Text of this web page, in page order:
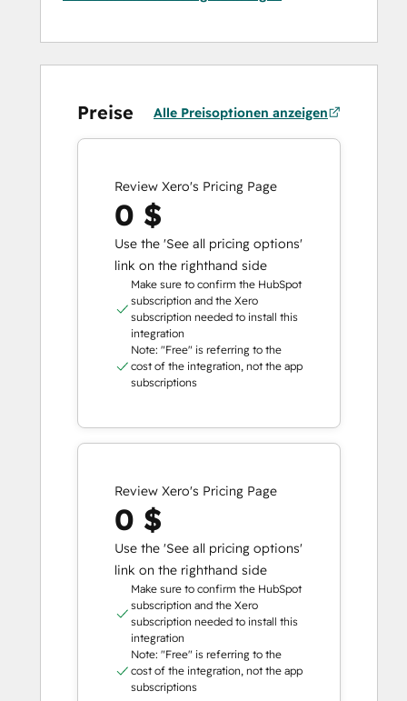
Preise Alle Preisoptionen anzeigen
Review Xero's Pricing Page
0 $
Use the 'See all pricing options'
link on the righthand side
Make sure to confirm the HubSpot
subscription and the Xero
subscription needed to install this
integration
Note: "Free" is referring to the
cost of the integration, not the app
subscriptions
Review Xero's Pricing Page
0 $
Use the 'See all pricing options'
link on the righthand side
Make sure to confirm the HubSpot
subscription and the Xero
subscription needed to install this
integration
Note: "Free" is referring to the
cost of the integration, not the app
subscriptions